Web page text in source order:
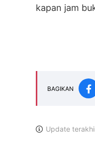
kapan jam
BAGIKAN
Update